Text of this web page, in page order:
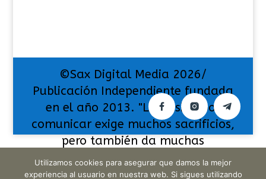
©Sax Digital Media 2026/
Publicación Independiente fundada
en el año 2013. "La pasión por
comunicar exige muchos sacrificios,
pero también da muchas
satisfacciones".
Utilizamos cookies para asegurar que damos la mejor
experiencia al usuario en nuestra web. Si sigues utilizando